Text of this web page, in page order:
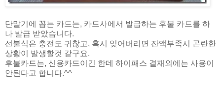
단말기에 꼽는 카드는, 카드사에서 발급하는 후불 카드를 하
나 발급 받았습니다.
선불식은 충전도 귀찮고, 혹시 잊어버리면 잔액부족시 곤란한
상황이 발생할것 같구요.
후불카드는, 신용카드이긴 한데 하이패스 결재외에는 사용이
안된다고 합니다.^^